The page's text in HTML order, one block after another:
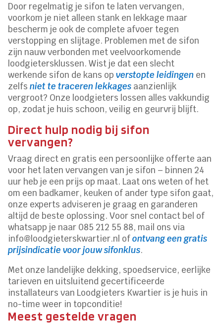
Door regelmatig je sifon te laten vervangen,
voorkom je niet alleen stank en lekkage maar
bescherm je ook de complete afvoer tegen
verstopping en slijtage. Problemen met de sifon
zijn nauw verbonden met veelvoorkomende
loodgietersklussen. Wist je dat een slecht
werkende sifon de kans opverstopte leidingen en
zelfsniet te traceren lekkages aanzienlijk
vergroot? Onze loodgieters lossen alles vakkundig
op, zodat je huis schoon, veilig en geurvrij blijft.
Direct hulp nodig bij sifon
vervangen?
Vraag direct en gratis een persoonlijke offerte aan
voor het laten vervangen van je sifon – binnen 24
uur heb je een prijs op maat. Laat ons weten of het
om een badkamer, keuken of ander type sifon gaat,
onze experts adviseren je graag en garanderen
altijd de beste oplossing. Voor snel contact bel of
whatsapp je naar 085 212 55 88, mail ons via
info@loodgieterskwartier.nl ofontvang een gratis
prijsindicatie voor jouw sifonklus.
Met onze landelijke dekking, spoedservice, eerlijke
tarieven en uitsluitend gecertificeerde
installateurs van Loodgieters Kwartier is je huis in
no-time weer in topconditie!
Meest gestelde vragen